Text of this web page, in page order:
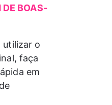
DE BOAS-
utilizar o
faça
em